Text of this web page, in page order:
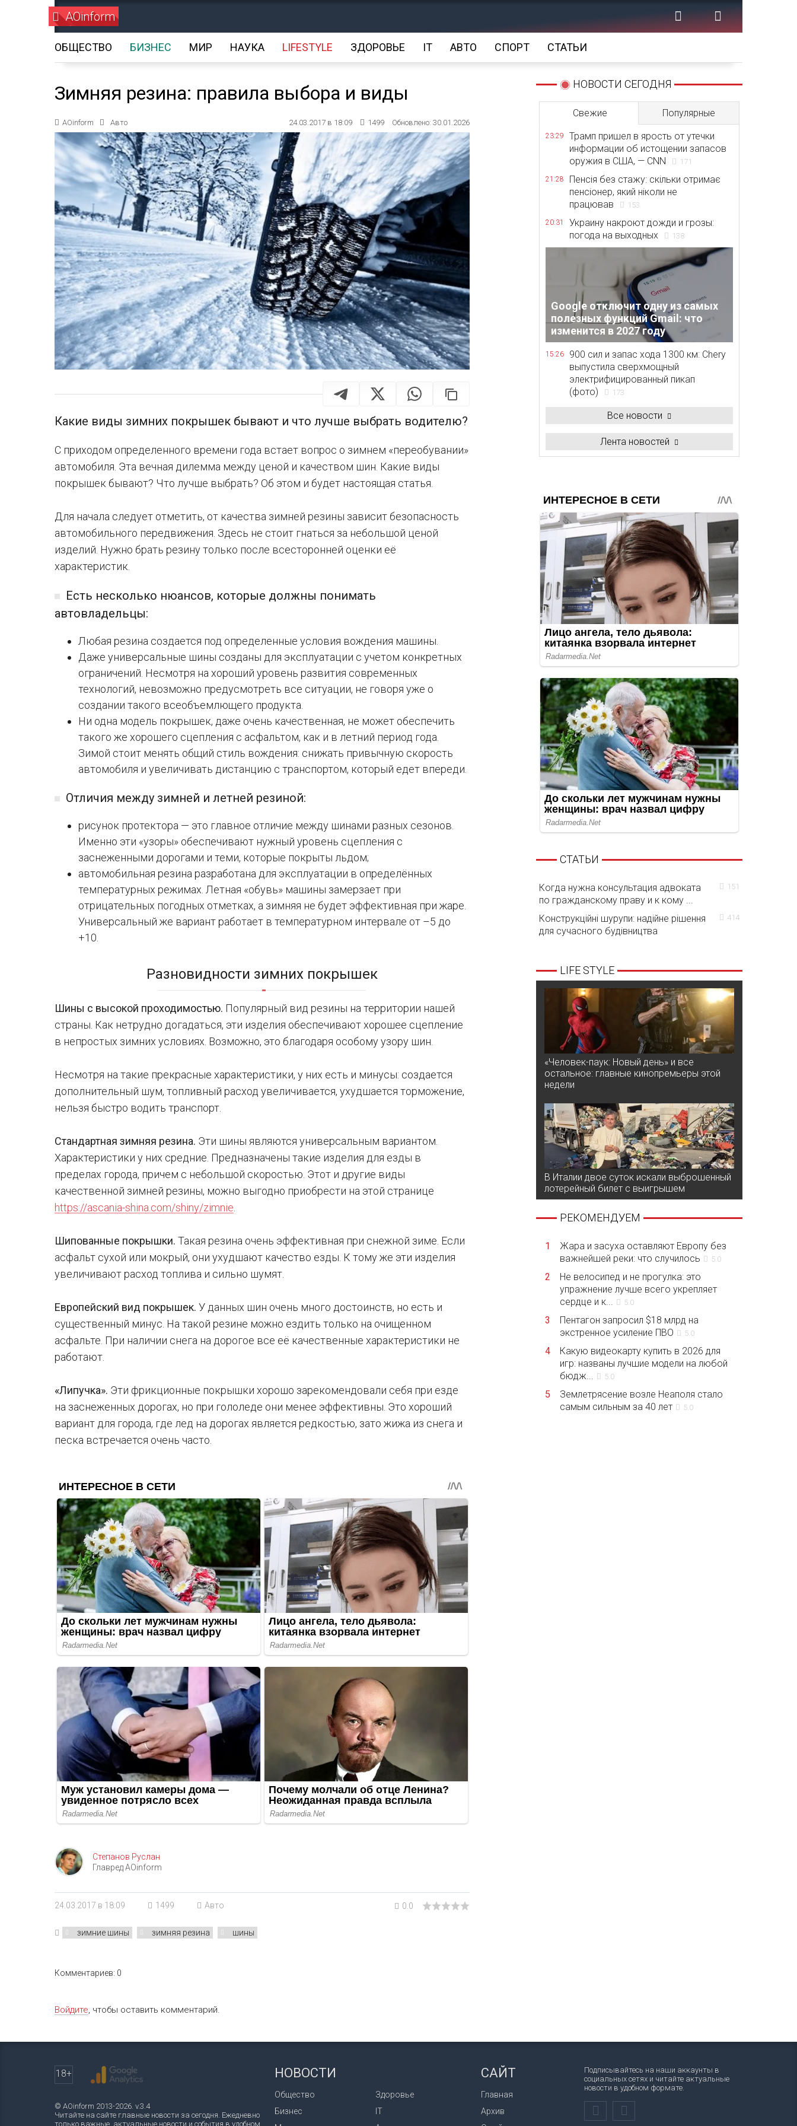
AOinform
ОБЩЕСТВО БИЗНЕС МИР НАУКА LIFESTYLE ЗДОРОВЬЕ IT АВТО СПОРТ СТАТЬИ
Зимняя резина: правила выбора и виды
AOinform Авто 24.03.2017 в 18:09 1499 Обновлено: 30.01.2026
Какие виды зимних покрышек бывают и что лучше выбрать водителю?
С приходом определенного времени года встает вопрос о зимнем «переобувании»
автомобиля. Эта вечная дилемма между ценой и качеством шин. Какие виды
покрышек бывают? Что лучше выбрать? Об этом и будет настоящая статья.
Для начала следует отметить, от качества зимней резины зависит безопасность
автомобильного передвижения. Здесь не стоит гнаться за небольшой ценой
изделий. Нужно брать резину только после всесторонней оценки её
характеристик.
Есть несколько нюансов, которые должны понимать
автовладельцы:
Любая резина создается под определенные условия вождения машины.
Даже универсальные шины созданы для эксплуатации с учетом конкретных
ограничений. Несмотря на хороший уровень развития современных
технологий, невозможно предусмотреть все ситуации, не говоря уже о
создании такого всеобъемлющего продукта.
Ни одна модель покрышек, даже очень качественная, не может обеспечить
такого же хорошего сцепления с асфальтом, как и в летний период года.
Зимой стоит менять общий стиль вождения: снижать привычную скорость
автомобиля и увеличивать дистанцию с транспортом, который едет впереди.
Отличия между зимней и летней резиной:
рисунок протектора — это главное отличие между шинами разных сезонов.
Именно эти «узоры» обеспечивают нужный уровень сцепления с
заснеженными дорогами и теми, которые покрыты льдом;
автомобильная резина разработана для эксплуатации в определённых
температурных режимах. Летная «обувь» машины замерзает при
отрицательных погодных отметках, а зимняя не будет эффективная при жаре.
Универсальный же вариант работает в температурном интервале от –5 до
+10.
Разновидности зимних покрышек
Шины с высокой проходимостью. Популярный вид резины на территории нашей
страны. Как нетрудно догадаться, эти изделия обеспечивают хорошее сцепление
в непростых зимних условиях. Возможно, это благодаря особому узору шин.
Несмотря на такие прекрасные характеристики, у них есть и минусы: создается
дополнительный шум, топливный расход увеличивается, ухудшается торможение,
нельзя быстро водить транспорт.
Стандартная зимняя резина. Эти шины являются универсальным вариантом.
Характеристики у них средние. Предназначены такие изделия для езды в
пределах города, причем с небольшой скоростью. Этот и другие виды
качественной зимней резины, можно выгодно приобрести на этой странице
https://ascania-shina.com/shiny/zimnie
Шипованные покрышки. Такая резина очень эффективная при снежной зиме. Если
асфальт сухой или мокрый, они ухудшают качество езды. К тому же эти изделия
увеличивают расход топлива и сильно шумят.
Европейский вид покрышек. У данных шин очень много достоинств, но есть и
существенный минус. На такой резине можно ездить только на очищенном
асфальте. При наличии снега на дорогое все её качественные характеристики не
работают.
«Липучка». Эти фрикционные покрышки хорошо зарекомендовали себя при езде
на заснеженных дорогах, но при гололеде они менее эффективны. Это хороший
вариант для города, где лед на дорогах является редкостью, зато жижа из снега и
песка встречается очень часто.
Степанов Руслан
Главред AOinform
24.03.2017 в 18:09 1499 Авто 0.0
зимние шины зимняя резина шины
Комментариев: 0
Войдите, чтобы оставить комментарий.
НОВОСТИ СЕГОДНЯ
Свежие Популярные
23:29
Трамп пришел в ярость от утечки
информации об истощении запасов
оружия в США, — CNN
171
21:28
Пенсія без стажу: скільки отримає
пенсіонер, який ніколи не
працював
153
20:31
Украину накроют дожди и грозы:
погода на выходных
138
Google отключит одну из самых
полезных функций Gmail: что
изменится в 2027 году
15:26
900 сил и запас хода 1300 км: Chery
выпустила сверхмощный
электрифицированный пикап
(фото)
173
Все новости
Лента новостей
СТАТЬИ
Когда нужна консультация адвоката
по гражданскому праву и к кому ...
151
Конструкційні шурупи: надійне рішення
для сучасного будівництва
414
LIFE STYLE
«Человек-паук: Новый день» и все
остальное: главные кинопремьеры этой
недели
В Италии двое суток искали выброшенный
лотерейный билет с выигрышем
РЕКОМЕНДУЕМ
1
Жара и засуха оставляют Европу без
важнейшей реки: что случилось
5.0
2
Не велосипед и не прогулка: это
упражнение лучше всего укрепляет
сердце и к...
5.0
3
Пентагон запросил $18 млрд на
экстренное усиление ПВО
5.0
4
Какую видеокарту купить в 2026 для
игр: названы лучшие модели на любой
бюдж...
5.0
5
Землетрясение возле Неаполя стало
самым сильным за 40 лет
5.0
18+
© AOinform 2013-2026. v.3.4
Читайте на сайте главные новости за сегодня. Ежедневно
только важные, актуальные новости и события в удобном
НОВОСТИ
Общество
Бизнес
Здоровье
IT
САЙТ
Главная
Архив
Подписывайтесь на наши аккаунты в
социальных сетях и читайте актуальные
новости в удобном формате.